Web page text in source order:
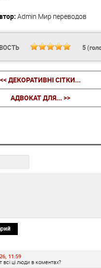
Admin Мир переводов
5
<< ДЕКОРАТИВНІ СІТКИ...
АДВОКАТ ДЛЯ... >>
11:59
ці люди в коментах?